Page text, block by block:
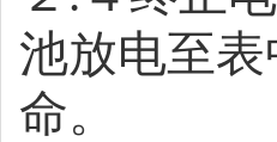
池放电至
命。